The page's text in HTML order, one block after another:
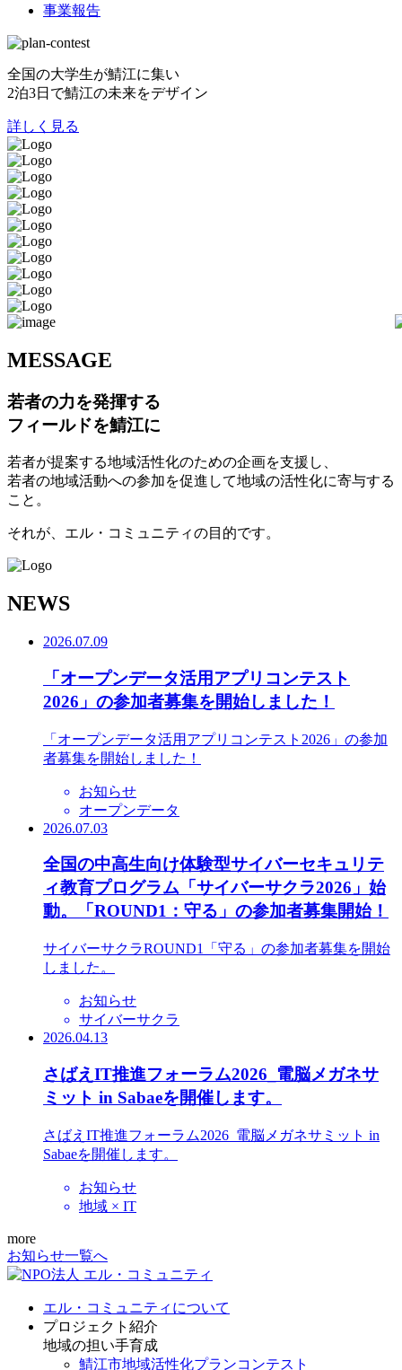
事業報告
全国の大学生が鯖江に集い
2泊3日で鯖江の未来をデザイン
詳しく見る
MESSAGE
若者の力を発揮する
フィールドを鯖江に
若者が提案する地域活性化のための企画を支援し、
若者の地域活動への参加を促進して地域の活性化に寄与する
こと。
それが、エル・コミュニティの目的です。
NEWS
2026.07.09
「オープンデータ活用アプリコンテスト
2026」の参加者募集を開始しました！
「オープンデータ活用アプリコンテスト2026」の参加
者募集を開始しました！
お知らせ
オープンデータ
2026.07.03
全国の中高生向け体験型サイバーセキュリテ
ィ教育プログラム「サイバーサクラ2026」始
動。「ROUND1：守る」の参加者募集開始！
サイバーサクラROUND1「守る」の参加者募集を開始
しました。
お知らせ
サイバーサクラ
2026.04.13
さばえIT推進フォーラム2026_電脳メガネサ
ミット in Sabaeを開催します。
さばえIT推進フォーラム2026_電脳メガネサミット in
Sabaeを開催します。
お知らせ
地域 × IT
more
お知らせ一覧へ
エル・コミュニティについて
プロジェクト紹介
地域の担い手育成
鯖江市地域活性化プランコンテスト